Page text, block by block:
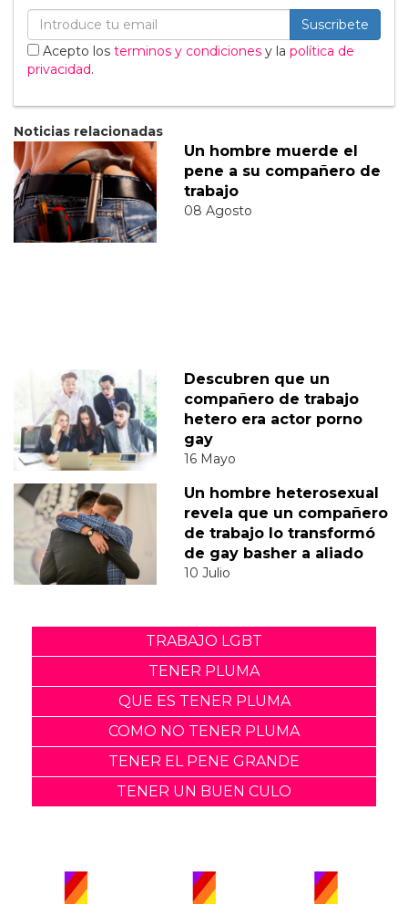
Suscribete
Acepto los terminos y condiciones y la política de
privacidad.
Noticias relacionadas
Un hombre muerde el
pene a su compañero de
trabajo
08 Agosto
Descubren que un
compañero de trabajo
hetero era actor porno
gay
16 Mayo
Un hombre heterosexual
revela que un compañero
de trabajo lo transformó
de gay basher a aliado
10 Julio
TRABAJO LGBT
TENER PLUMA
QUE ES TENER PLUMA
COMO NO TENER PLUMA
TENER EL PENE GRANDE
TENER UN BUEN CULO